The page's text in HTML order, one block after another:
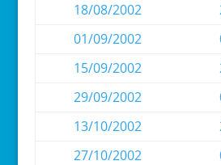
18/08/2002
01/09/2002
15/09/2002
29/09/2002
13/10/2002
27/10/2002